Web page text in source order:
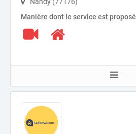
Manière dont le service est proposé